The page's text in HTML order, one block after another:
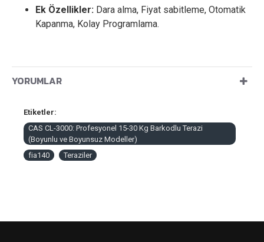
Ek Özellikler: Dara alma, Fiyat sabitleme, Otomatik
Kapanma, Kolay Programlama.
YORUMLAR
Etiketler:
CAS CL-3000: Profesyonel 15-30 Kg Barkodlu Terazi
(Boyunlu ve Boyunsuz Modeller)
fia140
Teraziler